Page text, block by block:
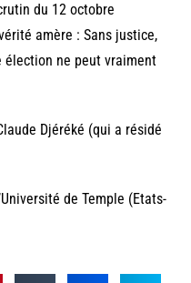
du 12 octobre
amère : Sans justice,
élection ne peut vraiment
Djéréké (qui a résidé
de Temple (Etats-